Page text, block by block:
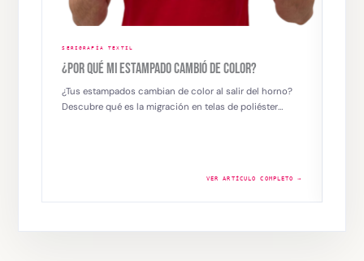
SERIGRAFÍA TEXTIL
¿POR QUÉ MI ESTAMPADO CAMBIÓ DE COLOR?
¿Tus estampados cambian de color al salir del horno?
Descubre qué es la migración en telas de poliéster…
VER ARTÍCULO COMPLETO →